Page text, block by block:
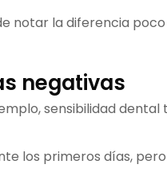
notar la diferencia poco
negativas
sensibilidad
los primeros días,